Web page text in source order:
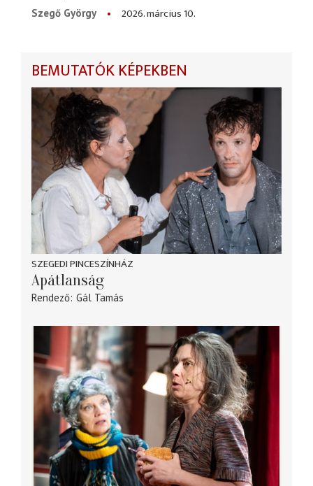
Szegő György
2026. március 10.
BEMUTATÓK KÉPEKBEN
SZEGEDI PINCESZÍNHÁZ
Apátlanság
Rendező Gál Tamás